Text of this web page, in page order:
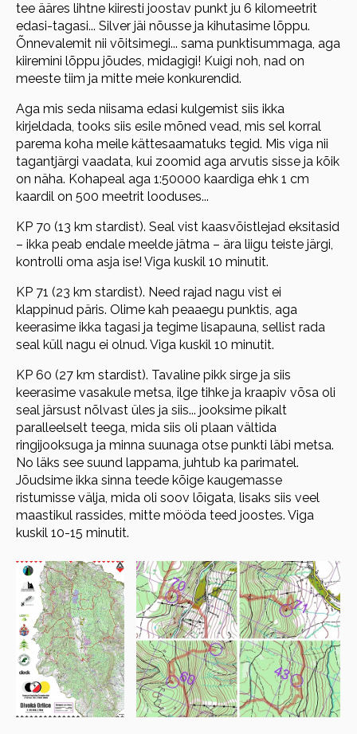
tee ääres lihtne kiiresti joostav punkt ju 6 kilomeetrit
edasi-tagasi... Silver jäi nõusse ja kihutasime lõppu.
Õnnevalemit nii võitsimegi... sama punktisummaga, aga
kiiremini lõppu jõudes, midagigi! Kuigi noh, nad on
meeste tiim ja mitte meie konkurendid.
Aga mis seda niisama edasi kulgemist siis ikka
kirjeldada, tooks siis esile mõned vead, mis sel korral
parema koha meile kättesaamatuks tegid. Mis viga nii
tagantjärgi vaadata, kui zoomid aga arvutis sisse ja kõik
on näha. Kohapeal aga 1:50000 kaardiga ehk 1 cm
kaardil on 500 meetrit looduses...
KP 70 (13 km stardist). Seal vist kaasvõistlejad eksitasid
– ikka peab endale meelde jätma – ära liigu teiste järgi,
kontrolli oma asja ise! Viga kuskil 10 minutit.
KP 71 (23 km stardist). Need rajad nagu vist ei
klappinud päris. Olime kah peaaegu punktis, aga
keerasime ikka tagasi ja tegime lisapauna, sellist rada
seal küll nagu ei olnud. Viga kuskil 10 minutit.
KP 60 (27 km stardist). Tavaline pikk sirge ja siis
keerasime vasakule metsa, ilge tihke ja kraapiv võsa oli
seal järsust nõlvast üles ja siis... jooksime pikalt
paralleelselt teega, mida siis oli plaan vältida
ringijooksuga ja minna suunaga otse punkti läbi metsa.
No läks see suund lappama, juhtub ka parimatel.
Jõudsime ikka sinna teede kõige kaugemasse
ristumisse välja, mida oli soov lõigata, lisaks siis veel
maastikul rassides, mitte mööda teed joostes. Viga
kuskil 10-15 minutit.